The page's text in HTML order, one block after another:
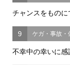
チャンスをもの
9 ケガ・事故・
不幸中の幸いに